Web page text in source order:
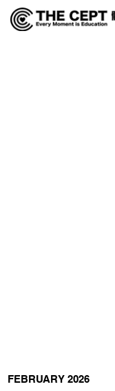
FEBRUARY 2026